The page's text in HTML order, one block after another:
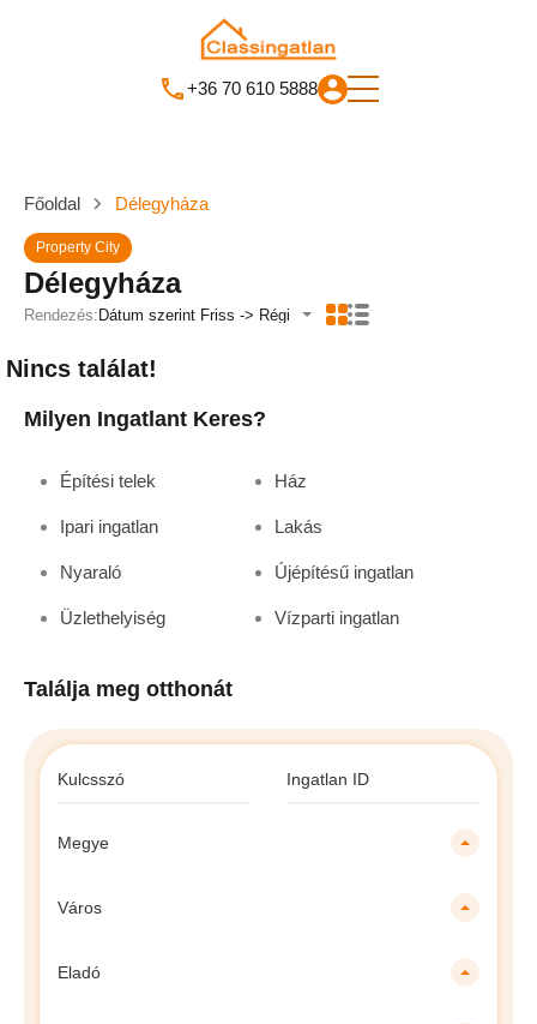
+36 70 610 5888
Főoldal Délegyháza
Property City
Délegyháza
Rendezés: Dátum szerint Friss -> Régi
Nincs találat!
Milyen Ingatlant Keres?
Építési telek Ház
Ipari ingatlan Lakás
Nyaraló Újépítésű ingatlan
Üzlethelyiség Vízparti ingatlan
Találja meg otthonát
Megye
Város
Eladó